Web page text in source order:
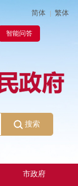
简体 | 繁体
智能问答
搜索
市政府